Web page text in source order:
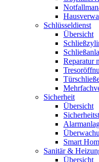
Schlüsseldienst
Übersicht
Reparatur
Sicherheit
Übersicht
Smart
Sanitär &
Übersicht